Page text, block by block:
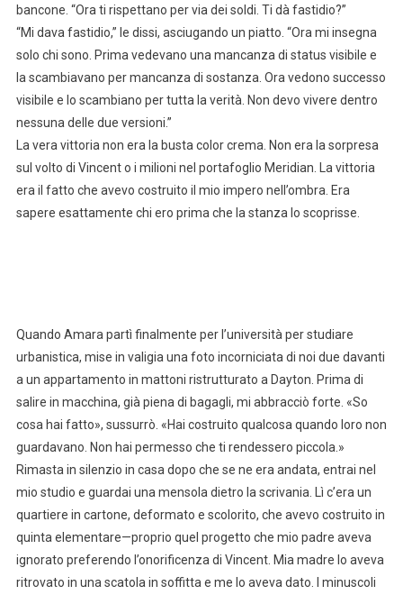
bancone. “Ora ti rispettano per via dei soldi. Ti dà fastidio?”
“Mi dava fastidio,” le dissi, asciugando un piatto. “Ora mi insegna
solo chi sono. Prima vedevano una mancanza di status visibile e
la scambiavano per mancanza di sostanza. Ora vedono successo
visibile e lo scambiano per tutta la verità. Non devo vivere dentro
nessuna delle due versioni.”
La vera vittoria non era la busta color crema. Non era la sorpresa
sul volto di Vincent o i milioni nel portafoglio Meridian. La vittoria
era il fatto che avevo costruito il mio impero nell’ombra. Era
sapere esattamente chi ero prima che la stanza lo scoprisse.
Quando Amara partì finalmente per l’università per studiare
urbanistica, mise in valigia una foto incorniciata di noi due davanti
a un appartamento in mattoni ristrutturato a Dayton. Prima di
salire in macchina, già piena di bagagli, mi abbracciò forte. «So
cosa hai fatto», sussurrò. «Hai costruito qualcosa quando loro non
guardavano. Non hai permesso che ti rendessero piccola.»
Rimasta in silenzio in casa dopo che se ne era andata, entrai nel
mio studio e guardai una mensola dietro la scrivania. Lì c’era un
quartiere in cartone, deformato e scolorito, che avevo costruito in
quinta elementare—proprio quel progetto che mio padre aveva
ignorato preferendo l’onorificenza di Vincent. Mia madre lo aveva
ritrovato in una scatola in soffitta e me lo aveva dato. I minuscoli